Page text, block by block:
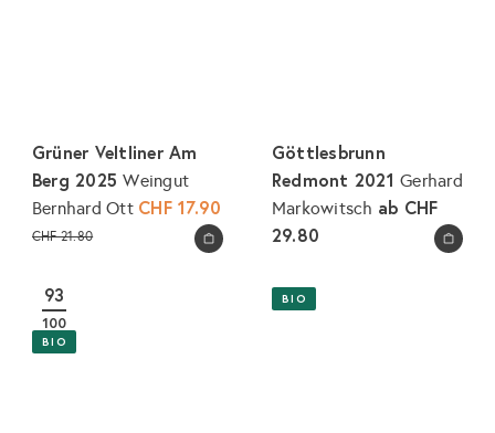
In den Warenkorb legen
Grüner Veltliner Am
Berg 2025Weingut
Bernhard Ott S
CHF 17.90
N
m
CHF 21.80 In den Warenkorb legen
Göttlesbrunn
Redmont 2021Gerhard
Markowitsch ab CHF
29.80
93
100
BIO
BIO